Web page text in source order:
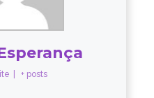
+ posts